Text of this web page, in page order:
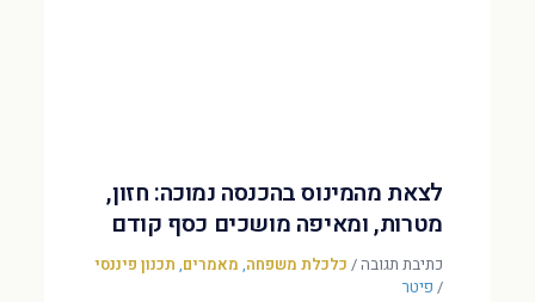
לצאת מהמינוס בהכנסה נמוכה: חזון,
מטרות, ומאיפה מושכים כסף קודם
כתיבת תגובה/ כלכלת משפחה, מאמרים, תכנון פיננסי
/ פיטר